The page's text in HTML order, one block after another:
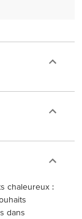
chaleureux :
dans